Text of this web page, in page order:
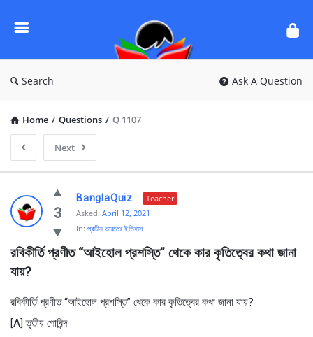
Questions
Search Ask A Question
Home / Questions / Q 1107
Next
Ask
Questions
BanglaQuiz
Latest
Questions
3
BanglaQuiz
Teacher
Asked: April 12, 2021
In: প্রাচীন ভারতের ইতিহাস
রবিকীর্তি প্রণীত “আইহোল প্রশস্তি” থেকে কার কৃতিত্বের কথা জানা
যায়?
রবিকীর্তি প্রণীত “আইহোল প্রশস্তি” থেকে কার কৃতিত্বের কথা জানা যায়?
[A] তৃতীয় গোবিন্দ